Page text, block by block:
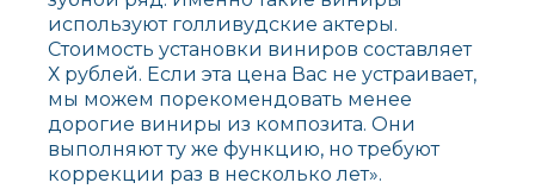
используют голливудские актеры.
Стоимость установки виниров составляет
Х рублей. Если эта цена Вас не устраивает,
мы можем порекомендовать менее
дорогие виниры из композита. Они
выполняют ту же функцию, но требуют
коррекции раз в несколько лет».